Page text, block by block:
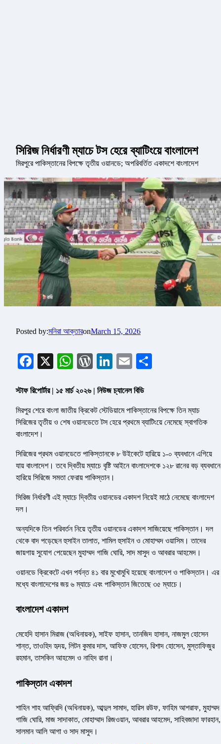
সিরিজ নির্ধারণী ম্যাচে টস হেরে ব্যাটিংয়ে বাংলাদেশ
মিরপুরে পাকিস্তানের বিপক্ষে তৃতীয় ওয়ানডে; অপরিবর্তিত একাদশে বাংলাদেশ
Posted by:মনিরা আক্তারonMarch 15, 2026
Facebook
X WhatsApp
WordPress
LinkedIn
Email
স্টাফ রিপোর্টার | ১৫ মার্চ ২০২৬ | নিউজ চ্যানেল বিডি
মিরপুর শেরে বাংলা জাতীয় ক্রিকেট স্টেডিয়ামে পাকিস্তানের বিপক্ষে তিন ম্যাচ
সিরিজের তৃতীয় ও শেষ ওয়ানডেতে টস হেরে প্রথমে ব্যাটিংয়ে নেমেছে স্বাগতিক
বাংলাদেশ।
সিরিজের প্রথম ওয়ানডেতে পাকিস্তানকে ৮ উইকেটে হারিয়ে ১-০ ব্যবধানে এগিয়ে
যায় বাংলাদেশ। তবে দ্বিতীয় ম্যাচে বৃষ্টি আইনে বাংলাদেশকে ১২৮ রানের বড় ব্যবধানে
হারিয়ে সিরিজে সমতা ফেরায় পাকিস্তান।
সিরিজ নির্ধারণী এই ম্যাচে দ্বিতীয় ওয়ানডের একাদশ নিয়েই মাঠে নেমেছে বাংলাদেশ
দল।
অন্যদিকে তিন পরিবর্তন নিয়ে তৃতীয় ওয়ানডের একাদশ সাজিয়েছে পাকিস্তান। দল
থেকে বাদ পড়েছেন হুসাইন তালাত, শামিল হুসাইন ও মোহাম্মদ ওয়াসিম। তাদের
জায়গায় সুযোগ পেয়েছেন মুহাম্মদ গাজি ঘোরি, সাদ মাসুদ ও আবরার আহমেদ।
ওয়ানডে ক্রিকেটে এখন পর্যন্ত ৪১ বার মুখোমুখি হয়েছে বাংলাদেশ ও পাকিস্তান। এর
মধ্যে বাংলাদেশের জয় ৬ ম্যাচে এবং পাকিস্তান জিতেছে ৩৫ ম্যাচে।
বাংলাদেশ একাদশ
মেহেদি হাসান মিরাজ (অধিনায়ক), সাইফ হাসান, তানজিদ হাসান, নাজমুল হোসেন
শান্ত, তাওহিদ হৃদয়, লিটন কুমার দাস, আফিফ হোসেন, রিশাদ হোসেন, মুস্তাফিজুর
রহমান, তাসকিন আহমেদ ও নাহিদ রানা।
পাকিস্তান একাদশ
শাহিন শাহ আফ্রিদি (অধিনায়ক), আব্দুল সামাদ, হারিস রউফ, ফাহিম আশরাফ, মুহাম্মদ
গাজি ঘোরি, মাজ সাদাকাত, মোহাম্মাদ রিজওয়ান, আবরার আহমেদ, সাহিবজাদা ফারহান,
সালমান আলি আগা ও সাদ মাসুদ।